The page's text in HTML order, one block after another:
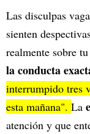
Las disculpas
sienten
realmente sobre
la conducta
interrumpido tres
esta mañana". La
atención y que